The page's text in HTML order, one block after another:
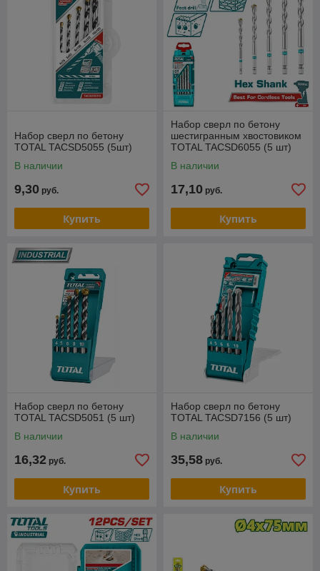
Набор сверл по бетону
TOTAL TACSD5055 (5шт)
В наличии
9,30 руб.
Купить
Набор сверл по бетону
шестигранным хвостовиком
TOTAL TACSD6055 (5 шт)
В наличии
17,10 руб.
Купить
Набор сверл по бетону
TOTAL TACSD5051 (5 шт)
В наличии
16,32 руб.
Купить
Набор сверл по бетону
TOTAL TACSD7156 (5 шт)
В наличии
35,58 руб.
Купить